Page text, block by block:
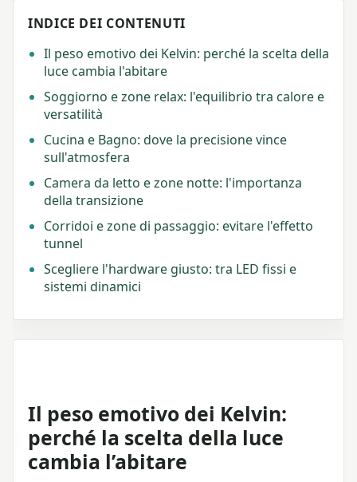
INDICE DEI CONTENUTI
Il peso emotivo dei Kelvin: perché la scelta della
luce cambia l'abitare
Soggiorno e zone relax: l'equilibrio tra calore e
versatilità
Cucina e Bagno: dove la precisione vince
sull'atmosfera
Camera da letto e zone notte: l'importanza
della transizione
Corridoi e zone di passaggio: evitare l'effetto
tunnel
Scegliere l'hardware giusto: tra LED fissi e
sistemi dinamici
Il peso emotivo dei Kelvin:
perché la scelta della luce
cambia l’abitare